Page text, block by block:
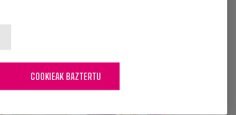
COOKIEAK BAZTERTU